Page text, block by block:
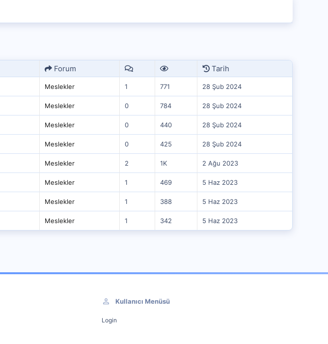
Forum Tarih
Meslekler 1 771 28 Şub 2024
Meslekler 0 784 28 Şub 2024
Meslekler 0 440 28 Şub 2024
Meslekler 0 425 28 Şub 2024
Meslekler 2 1K 2 Ağu 2023
Meslekler 1 469 5 Haz 2023
Meslekler 1 388 5 Haz 2023
Meslekler 1 342 5 Haz 2023
Kullanıcı Menüsü
Login